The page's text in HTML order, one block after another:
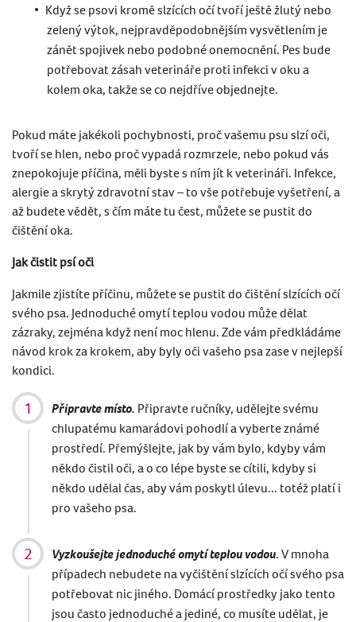
Když se psovi kromě slzících očí tvoří ještě žlutý nebo
zelený výtok, nejpravděpodobnějším vysvětlením je
zánět spojivek nebo podobné onemocnění. Pes bude
potřebovat zásah veterináře proti infekci v oku a
kolem oka, takže se co nejdříve objednejte.
Pokud máte jakékoli pochybnosti, proč vašemu psu slzí oči,
tvoří se hlen, nebo proč vypadá rozmrzele, nebo pokud vás
znepokojuje příčina, měli byste s ním jít k veterináři. Infekce,
alergie a skrytý zdravotní stav – to vše potřebuje vyšetření, a
až budete vědět, s čím máte tu čest, můžete se pustit do
čištění oka.
Jak čistit psí oči
Jakmile zjistíte příčinu, můžete se pustit do čištění slzících očí
svého psa. Jednoduché omytí teplou vodou může dělat
zázraky, zejména když není moc hlenu. Zde vám předkládáme
návod krok za krokem, aby byly oči vašeho psa zase v nejlepší
kondici.
Připravte místo. Připravte ručníky, udělejte svému
chlupatému kamarádovi pohodlí a vyberte známé
prostředí. Přemýšlejte, jak by vám bylo, kdyby vám
někdo čistil oči, a o co lépe byste se cítili, kdyby si
někdo udělal čas, aby vám poskytl úlevu... totéž platí i
pro vašeho psa.
Vyzkoušejte jednoduché omytí teplou vodou. V mnoha
případech nebudete na vyčištění slzících očí svého psa
potřebovat nic jiného. Domácí prostředky jako tento
jsou často jednoduché a jediné, co musíte udělat, je